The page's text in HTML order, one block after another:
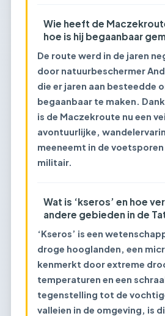
Wie heeft de
hoe is hij begaanbaar
De route werd in de jaren
door natuurbeschermer
die er jaren aan besteedde
begaanbaar te maken.
is de Maczekroute nu een
avontuurlijke,
meeneemt in de
militair.
Wat is ‘kseros’ en hoe
andere gebieden in de
‘Kseros’ is een
droge hooglanden, een
kenmerkt door extreme
temperaturen en een
tegenstelling tot de
valleien in de omgeving, is